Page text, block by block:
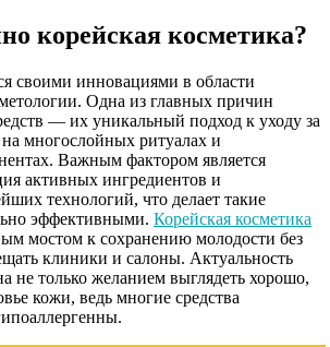
корейская косметика?
своими инновациями в области
Одна из главных причин
— их уникальный подход к уходу за
многослойных ритуалах и
Важным фактором является
активных ингредиентов и
технологий, что делает такие
эффективными. Корейская косметика
мостом к сохранению молодости без
клиники и салоны. Актуальность
не только желанием выглядеть хорошо,
кожи, ведь многие средства